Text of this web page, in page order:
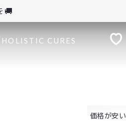
🚚
HOLISTIC CURES
価格が安い